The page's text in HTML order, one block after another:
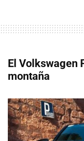
El Volkswagen
montaña